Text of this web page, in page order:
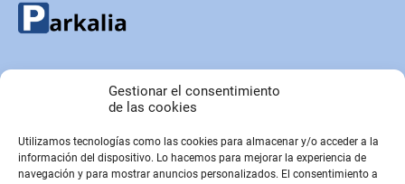
Gestionar el consentimiento
de las cookies
Utilizamos tecnologías como las cookies para almacenar y/o acceder a la
información del dispositivo. Lo hacemos para mejorar la experiencia de
navegación y para mostrar anuncios personalizados. El consentimiento a
Copyright © Parkalia.es
PÁGINAS EMPRESA
Contacto